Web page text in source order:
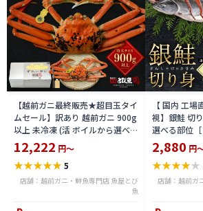
【越前ガニ最終販売★超目玉タイ
ムセール】訳あり 越前ガニ 900g
以上 未冷凍 (活 ボイルから選べ
る) 福井県産 国産 産地直送 脚折
れ 訳ありカニ 越前がに ズワイガ
ニ 越前 かに 送料無料 etz-900w
12,222 円～
★★★★★5
店舗：越前ガニ・鮮魚専門店 魚屋とび
魚
【 国内 工
視】銀鮭 切
選べる部位
600g〜2.4kg
あり 切り落
切身
2,880 円
★★★★★
店舗：越前ガ